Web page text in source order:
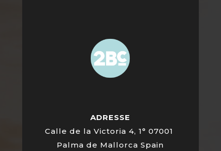
ADRESSE
Calle de la Victoria 4, 1° 07001
Palma de Mallorca Spain